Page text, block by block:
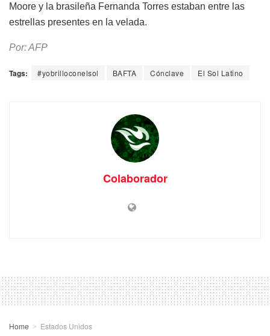
Moore y la brasileña Fernanda Torres estaban entre las
estrellas presentes en la velada.
Por: AFP
Tags: #yobrilloconelsol BAFTA Cónclave El Sol Latino
Colaborador
Home Estados Unidos